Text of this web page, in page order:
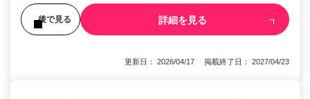
後で見る 詳細を見る
更新日： 2026/04/17 掲載終了日： 2027/04/23